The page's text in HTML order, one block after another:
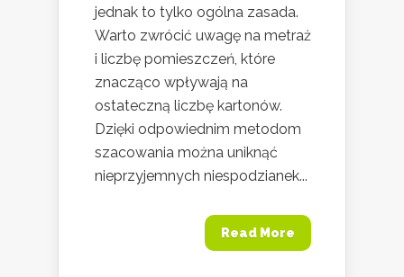
jednak to tylko ogólna zasada.
Warto zwrócić uwagę na metraż
i liczbę pomieszczeń, które
znacząco wpływają na
ostateczną liczbę kartonów.
Dzięki odpowiednim metodom
szacowania można uniknąć
nieprzyjemnych niespodzianek...
Read More